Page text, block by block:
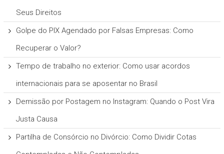
Seus Direitos
Golpe do PIX Agendado por Falsas Empresas: Como
Recuperar o Valor?
Tempo de trabalho no exterior: Como usar acordos
internacionais para se aposentar no Brasil
Demissão por Postagem no Instagram: Quando o Post Vira
Justa Causa
Partilha de Consórcio no Divórcio: Como Dividir Cotas